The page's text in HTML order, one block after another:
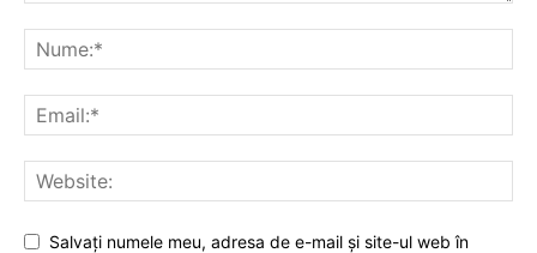
Salvați numele meu, adresa de e-mail și site-ul web în